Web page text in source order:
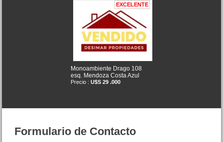
Monoambiente Drago 108
esq. Mendoza Costa Azul
EXCELENTE
Precio : U$S 29 .000
Formulario de Contacto